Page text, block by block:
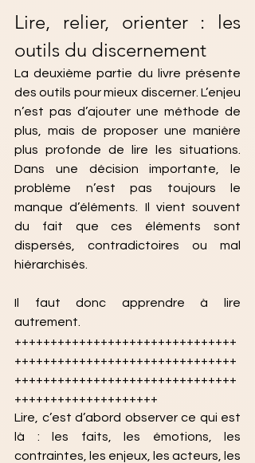
Lire, relier, orienter : les
outils du discernement
La deuxième partie du livre présente
des outils pour mieux discerner. L’enjeu
n’est pas d’ajouter une méthode de
plus, mais de proposer une manière
plus profonde de lire les situations.
Dans une décision importante, le
problème n’est pas toujours le
manque d’éléments. Il vient souvent
du fait que ces éléments sont
dispersés, contradictoires ou mal
hiérarchisés.
Il faut donc apprendre à lire
autrement.
+++++++++++++++++++++++++++++++
+++++++++++++++++++++++++++++++
+++++++++++++++++++++++++++++++
++++++++++++++++++++
Lire, c’est d’abord observer ce qui est
là : les faits, les émotions, les
contraintes, les enjeux, les acteurs, les